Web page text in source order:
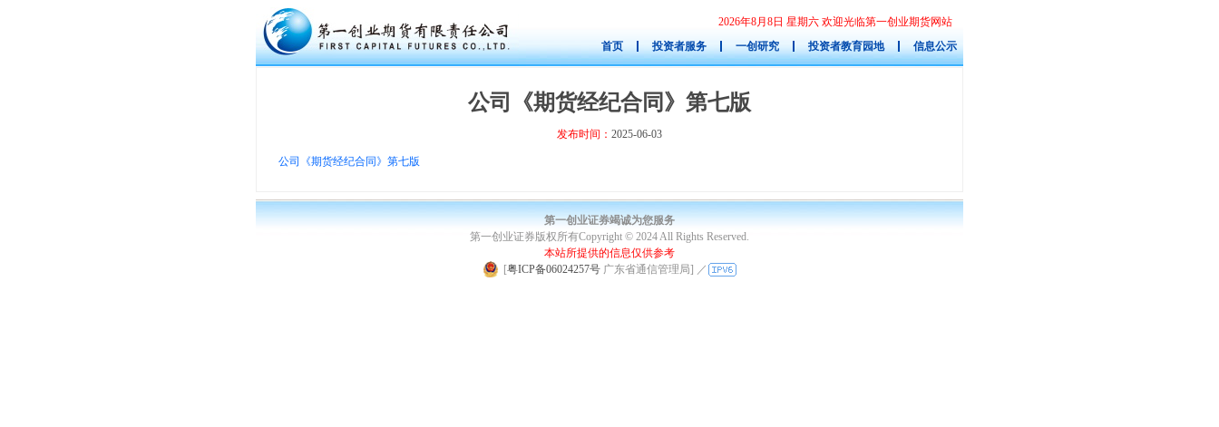
2026年8月8日 星期六 欢迎光临第一创业期货网站
首页
投资者服务 一创研究 投资者教育园地 信息公示
公司《期货经纪合同》第七版
发布时间： 2025-06-03
公司《期货经纪合同》第七版
第一创业证券竭诚为您服务
第一创业证券版权所有Copyright © 2024 All Rights Reserved.
本站所提供的信息仅供参考
[粤ICP备06024257号 广东省通信管理局] ／